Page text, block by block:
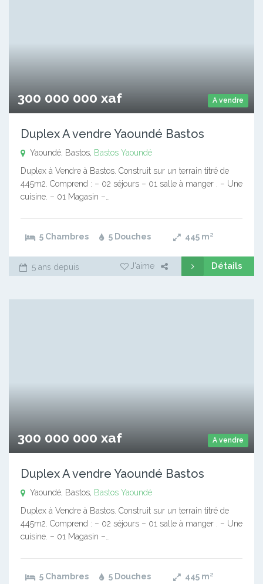
A vendre
300 000 000 xaf
Duplex A vendre Yaoundé Bastos
Yaoundé, Bastos, Bastos Yaoundé
Duplex à Vendre à Bastos. Construit sur un terrain titré de
445m2. Comprend : – 02 séjours – 01 salle à manger . – Une
cuisine. – 01 Magasin –…
5 Chambres 5 Douches 445 m²
5 ans depuis J'aime Détails
A vendre
300 000 000 xaf
Duplex A vendre Yaoundé Bastos
Yaoundé, Bastos, Bastos Yaoundé
Duplex à Vendre à Bastos. Construit sur un terrain titré de
445m2. Comprend : – 02 séjours – 01 salle à manger . – Une
cuisine. – 01 Magasin –…
5 Chambres 5 Douches 445 m²